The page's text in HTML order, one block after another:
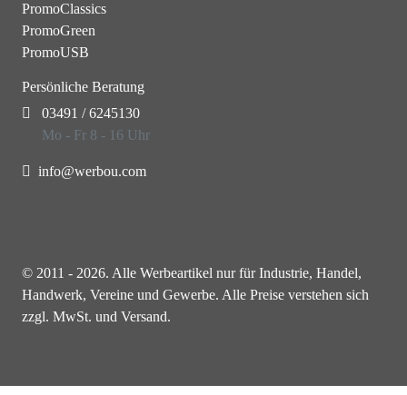
PromoClassics
PromoGreen
PromoUSB
Persönliche Beratung
03491 / 6245130
Mo - Fr 8 - 16 Uhr
info@werbou.com
© 2011 - 2026. Alle Werbeartikel nur für Industrie, Handel,
Handwerk, Vereine und Gewerbe. Alle Preise verstehen sich
zzgl. MwSt. und Versand.